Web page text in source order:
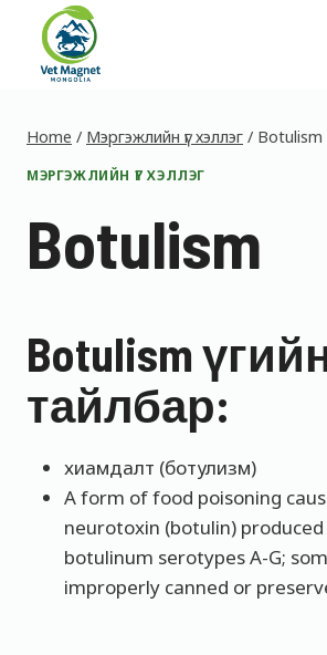
content
Home / Мэргэжлийн үг хэллэг / Botulism
МЭРГЭЖЛИЙН ҮГ ХЭЛЛЭГ
Botulism
Botulism
тайлбар:
хиамдалт (ботулизм)
A form of food poisoning
neurotoxin (botulin)
botulinum serotypes A-G;
improperly canned or